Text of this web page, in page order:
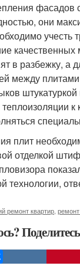
фасадов
они
учесть
в разбежку, а
между
плит
отделкой
технологии,
ремонт квартир